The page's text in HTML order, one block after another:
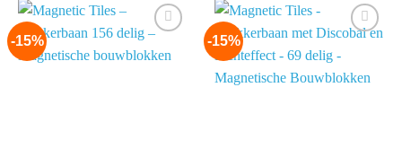
-15%
wishlist
-15%
wishlist